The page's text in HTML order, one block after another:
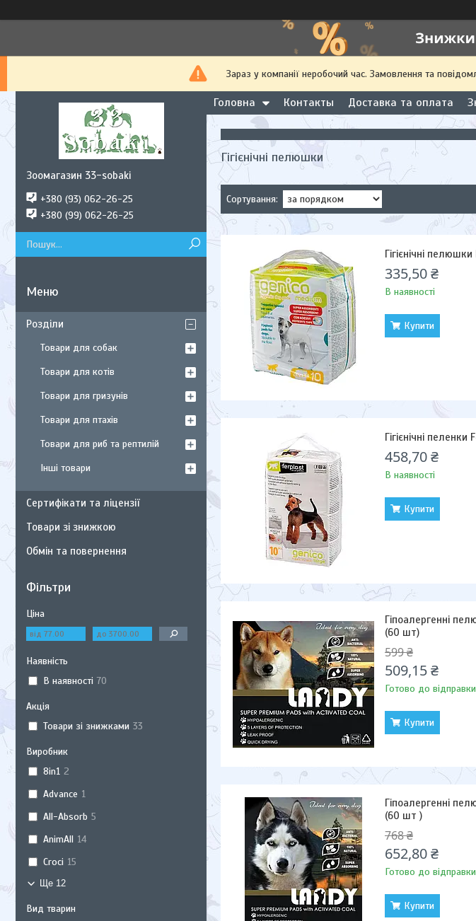
Зараз у компанії неробочий час. Замовлення та
Головна Контакты Доставка та оплата
Гігієнічні пелюшки
Гігієнічні
335,50 ₴
В наявності
Купити
Гігієнічні пеленки
458,70 ₴
В наявності
Купити
Гіпоалергенні
(60 шт)
599 ₴
509,15 ₴
Готово до відправки
Купити
Гіпоалергенні
(60 шт )
768 ₴
652,80 ₴
Готово до відправки
Купити
Зоомагазин 33-sobaki
+380 (93) 062-26-25
+380 (99) 062-26-25
Розділи
Товари для собак
Товари для котів
Товари для гризунів
Товари для птахів
Товари для риб та рептилій
Інші товари
Сертифікати та ліцензії
Товари зі знижкою
Обмін та повернення
Фільтри
Ціна
Наявність
В наявності 70
Акція
Товари зі знижками 33
Виробник
8in1 2
Advance 1
All-Absorb 5
AnimAll 14
Croci 15
Ще 12
Вид тварин